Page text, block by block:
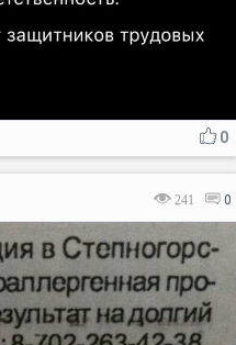
0
241 0